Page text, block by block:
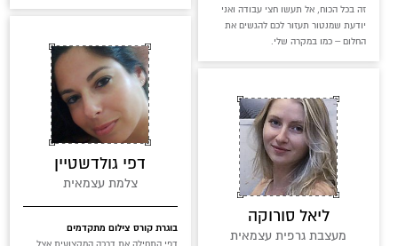
זה בכל הכוח, אל תעשו חצי עבודה ואני
יודעת שמנטור תעזור לכם להגשים את
החלום – כמו במקרה שלי.
דפי גולדשטיין
צלמת עצמאית
בוגרת קורס צילום מתקדמים
ליאל סורוקה
מעצבת גרפית עצמאית